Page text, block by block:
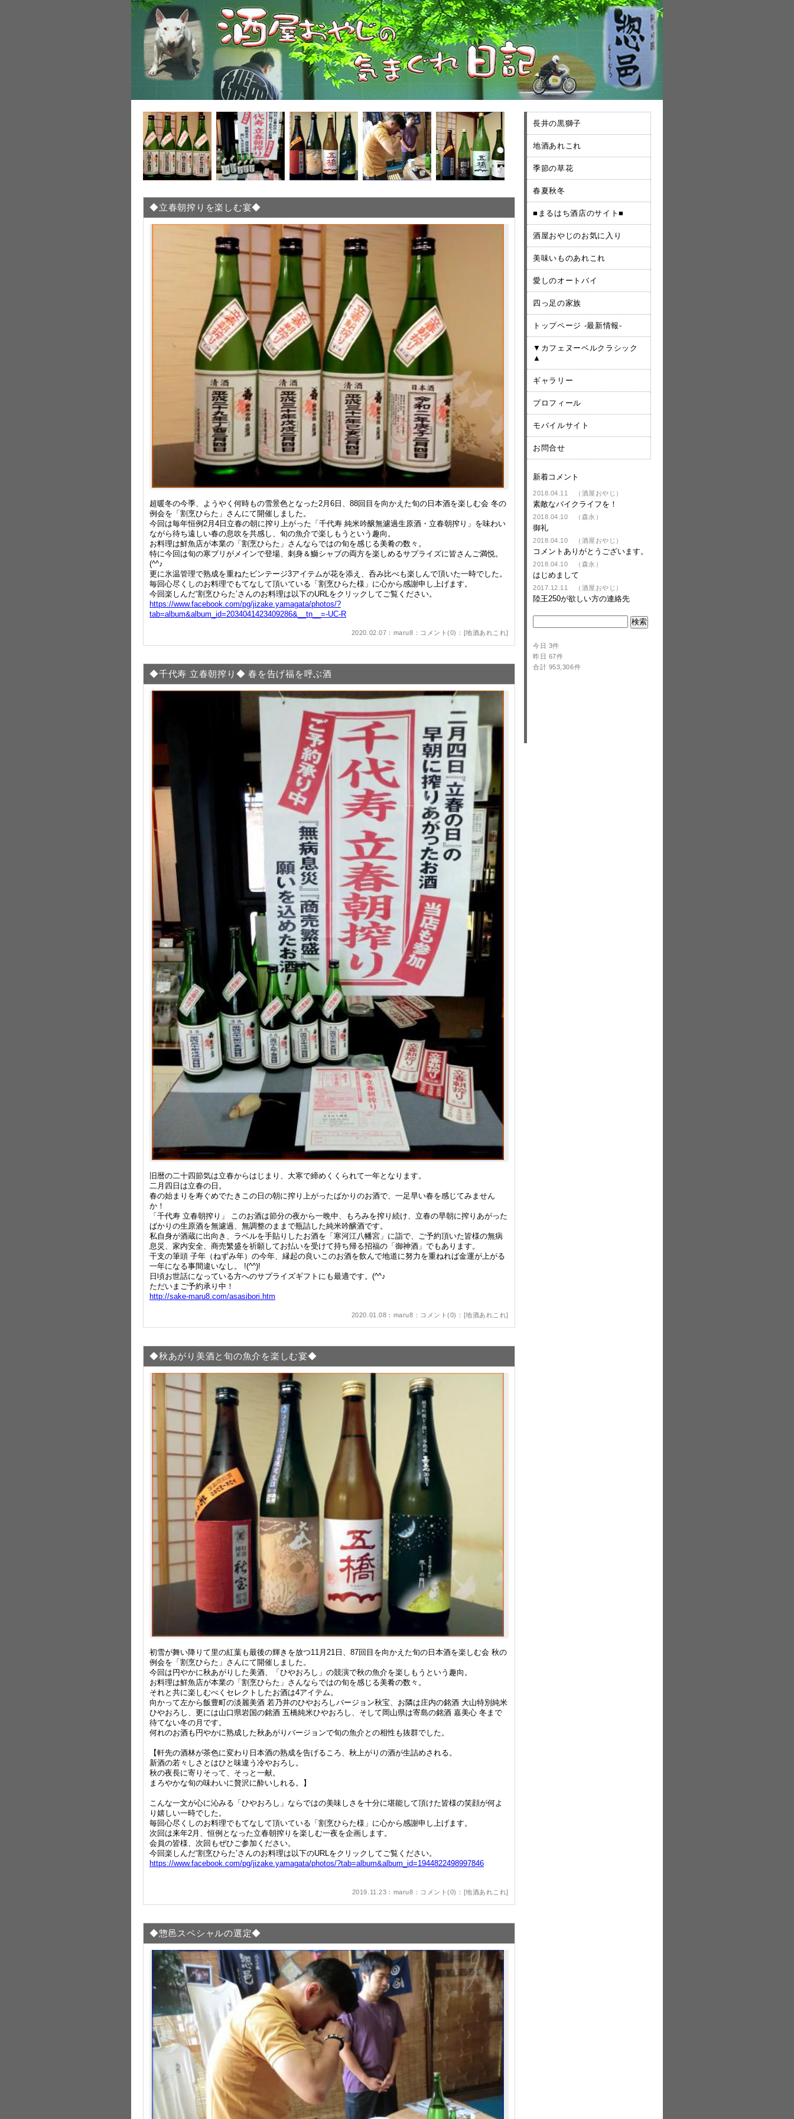
◆立春朝搾りを楽しむ宴◆
超暖冬の今季、ようやく何時もの雪景色となった2月6日、88回目を向かえた旬の日本酒を楽しむ会 冬の
例会を「割烹ひらた」さんにて開催しました。
今回は毎年恒例2月4日立春の朝に搾り上がった「千代寿 純米吟醸無濾過生原酒・立春朝搾り」を味わい
ながら待ち遠しい春の息吹を共感し、旬の魚介で楽しもうという趣向。
お料理は鮮魚店が本業の「割烹ひらた」さんならではの旬を感じる美肴の数々。
特に今回は旬の寒ブリがメインで登場、刺身＆鰤シャブの両方を楽しめるサプライズに皆さんご満悦。
(^^♪
更に氷温管理で熟成を重ねたビンテージ3アイテムが花を添え、呑み比べも楽しんで頂いた一時でした。
毎回心尽くしのお料理でもてなして頂いている「割烹ひらた様」に心から感謝申し上げます。
今回楽しんだ‘割烹ひらた’さんのお料理は以下のURLをクリックしてご覧ください。
https://www.facebook.com/pg/jizake.yamagata/photos/?
tab=album&album_id=2034041423409286&__tn__=-UC-R
2020.02.07：maru8： コメント(0) ：[地酒あれこれ]
◆千代寿 立春朝搾り◆ 春を告げ福を呼ぶ酒
旧暦の二十四節気は立春からはじまり、大寒で締めくくられて一年となります。
二月四日は立春の日。
春の始まりを寿ぐめでたきこの日の朝に搾り上がったばかりのお酒で、一足早い春を感じてみません
か！
「千代寿 立春朝搾り」 このお酒は節分の夜から一晩中、もろみを搾り続け、立春の早朝に搾りあがった
ばかりの生原酒を無濾過、無調整のままで瓶詰した純米吟醸酒です。
私自身が酒蔵に出向き、ラベルを手貼りしたお酒を「寒河江八幡宮」に詣で、ご予約頂いた皆様の無病
息災、家内安全、商売繁盛を祈願してお払いを受けて持ち帰る招福の「御神酒」でもあります。
干支の筆頭 子年（ねずみ年）の今年、縁起の良いこのお酒を飲んで地道に努力を重ねれば金運が上がる
一年になる事間違いなし。 !(^^)!
日頃お世話になっている方へのサプライズギフトにも最適です。(^^♪
ただいまご予約承り中！
http://sake-maru8.com/asasibori.htm
2020.01.08：maru8： コメント(0) ：[地酒あれこれ]
◆秋あがり美酒と旬の魚介を楽しむ宴◆
初雪が舞い降りて里の紅葉も最後の輝きを放つ11月21日、87回目を向かえた旬の日本酒を楽しむ会 秋の
例会を「割烹ひらた」さんにて開催しました。
今回は円やかに秋あがりした美酒、「ひやおろし」の競演で秋の魚介を楽しもうという趣向。
お料理は鮮魚店が本業の「割烹ひらた」さんならではの旬を感じる美肴の数々。
それと共に楽しむべくセレクトしたお酒は4アイテム。
向かって左から飯豊町の淡麗美酒 若乃井のひやおろしバージョン秋宝、お隣は庄内の銘酒 大山特別純米
ひやおろし、更には山口県岩国の銘酒 五橋純米ひやおろし、そして岡山県は寄島の銘酒 嘉美心 冬まで
待てない冬の月です。
何れのお酒も円やかに熟成した秋あがりバージョンで旬の魚介との相性も抜群でした。
【軒先の酒林が茶色に変わり日本酒の熟成を告げるころ、秋上がりの酒が生詰めされる。
新酒の若々しさとはひと味違う冷やおろし。
秋の夜長に寄りそって、そっと一献。
まろやかな旬の味わいに贅沢に酔いしれる。】
こんな一文が心に沁みる「ひやおろし」ならではの美味しさを十分に堪能して頂けた皆様の笑顔が何よ
り嬉しい一時でした。
毎回心尽くしのお料理でもてなして頂いている「割烹ひらた様」に心から感謝申し上げます。
次回は来年2月、恒例となった立春朝搾りを楽しむ一夜を企画します。
会員の皆様、次回もぜひご参加ください。
今回楽しんだ‘割烹ひらた’さんのお料理は以下のURLをクリックしてご覧ください。
https://www.facebook.com/pg/jizake.yamagata/photos/?tab=album&album_id=1944822498997846
2019.11.23：maru8： コメント(0) ：[地酒あれこれ]
◆惣邑スペシャルの選定◆
長井の黒獅子
地酒あれこれ
季節の草花
春夏秋冬
■まるはち酒店のサイト■
酒屋おやじのお気に入り
美味いものあれこれ
愛しのオートバイ
四っ足の家族
トップページ -最新情報-
▼カフェヌーベルクラシック
▲
ギャラリー
プロフィール
モバイルサイト
お問合せ
新着コメント
2018.04.11 （酒屋おやじ）
素敵なバイクライフを！
2018.04.10 （森永）
御礼
2018.04.10 （酒屋おやじ）
コメントありがとうございます。
2018.04.10 （森永）
はじめまして
2017.12.11 （酒屋おやじ）
陸王250が欲しい方の連絡先
今日 3件
昨日 67件
合計 953,306件